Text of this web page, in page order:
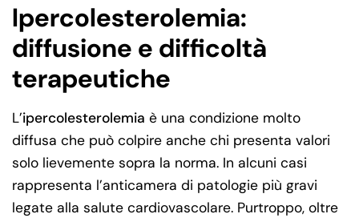
Ipercolesterolemia:
diffusione e difficoltà
terapeutiche
L’ipercolesterolemia è una condizione molto
diffusa che può colpire anche chi presenta valori
solo lievemente sopra la norma. In alcuni casi
rappresenta l’anticamera di patologie più gravi
legate alla salute cardiovascolare. Purtroppo, oltre